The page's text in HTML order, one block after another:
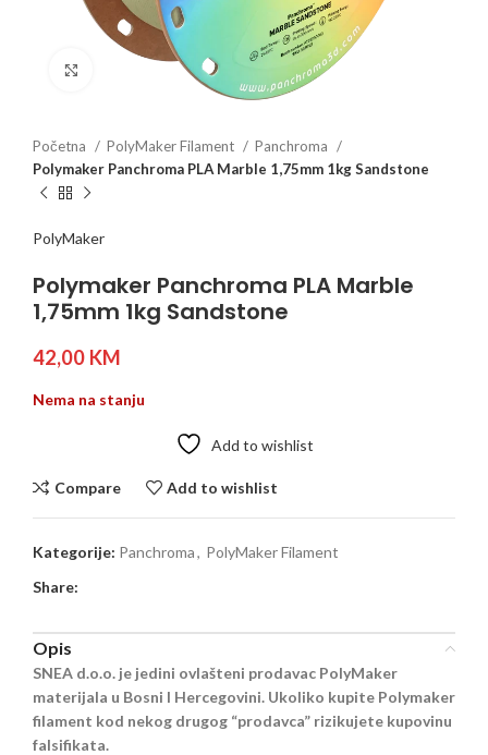
Click to enlarge
Početna PolyMaker Filament
Panchroma
Polymaker Panchroma PLA Marble 1,75mm 1kg Sandstone
PolyMaker
Polymaker Panchroma PLA Marble
1,75mm 1kg Sandstone
42,00 KM
Nema na stanju
Add to wishlist
Compare Add to wishlist
Kategorije: Panchroma, PolyMaker Filament
Share:
Opis
SNEA d.o.o. je jedini ovlašteni prodavac PolyMaker
materijala u Bosni I Hercegovini. Ukoliko kupite Polymaker
filament kod nekog drugog “prodavca” rizikujete kupovinu
falsifikata.